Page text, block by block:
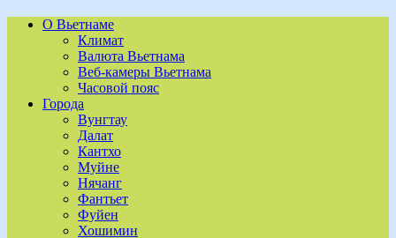
О Вьетнаме
Климат
Валюта Вьетнама
Веб-камеры Вьетнама
Часовой пояс
Города
Вунгтау
Далат
Кантхо
Муйне
Нячанг
Фантьет
Фуйен
Хошимин